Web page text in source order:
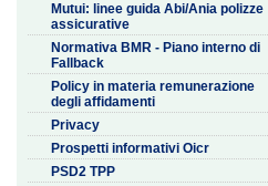
Mutui: linee guida Abi/Ania polizze
assicurative
Normativa BMR - Piano interno di
Fallback
Policy in materia remunerazione
degli affidamenti
Privacy
Prospetti informativi Oicr
PSD2 TPP